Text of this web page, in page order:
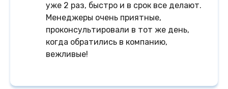
уже 2 раз, быстро и в срок все делают.
Менеджеры очень приятные,
проконсультировали в тот же день,
когда обратились в компанию,
вежливые!